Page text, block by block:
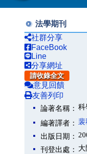
法學期刊
社群分享
FaceBook
Line
分享網址
請收錄全文
意見回饋
友善列印
論著名稱： 科
編著譯者：
出版日期：
刊登出處： 大